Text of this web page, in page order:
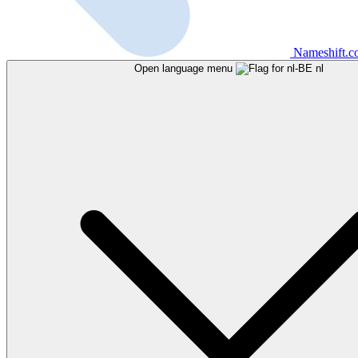
Open language menu nl